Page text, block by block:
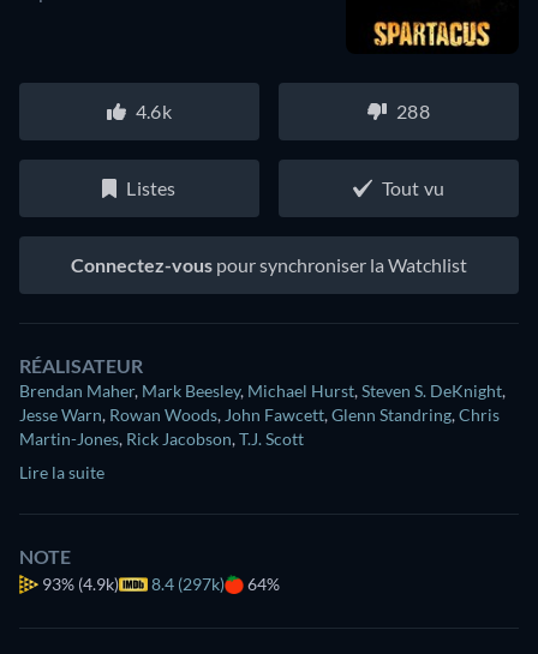
4.6k 288
Listes Tout vu
Connectez-vous pour synchroniser la Watchlist
RÉALISATEUR
Brendan Maher, Mark Beesley, Michael Hurst,Steven S. DeKnight,
Jesse Warn, Rowan Woods, John Fawcett,Glenn Standring,Chris
Martin-Jones, Rick Jacobson,T.J. Scott
Lire la suite
NOTE
93% (4.9k) 8.4 (297k) 64%